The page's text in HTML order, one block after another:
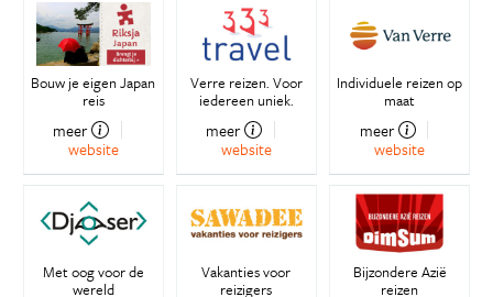
Bouw je eigen Japan
reis
meer
website
Verre reizen. Voor
iedereen uniek.
meer
website
Individuele reizen op
maat
meer
website
Met oog voor de
wereld
Vakanties voor
reizigers
Bijzondere Azië
reizen